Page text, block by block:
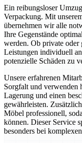
Ein reibungsloser
Verpackung. Mit
übernehmen wir alle
Ihre Gegenstände
werden. Ob private oder
Leistungen individuell
potenzielle Schäden zu
Unsere erfahrenen
Sorgfalt und verwenden
Lagerung und einen
gewährleisten.
Möbel professionell,
können. Dieser Service
besonders bei